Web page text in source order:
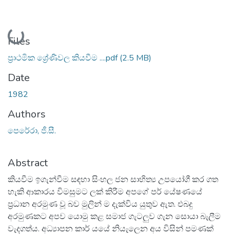
Loading...
Files
ප්‍රාථමික ශ්‍රේණිවල කියවීම ....pdf(2.5 MB)
Date
1982
Authors
පෙරේරා, ජී.සී.
Abstract
කියවීම ඉගැන්වීම සඳහා සිංහල ජන සාහිත්‍ය උපයෝගී කර ගත
හැකි ආකාරය විමසුමට ලක් කිරීම අපගේ පර් යේෂණයේ
ප්‍රධාන අරමුණ වූ බව මුලින් ම දැක්විය යුතුව ඇත. එබදු
අරමුණකට අපව යොමු කළ සමාජ ගැටලුව ගැන සොයා බැලීම
වැදගත්ය. අධ්‍යාපන කාර් යයේ නියැලෙන අය විසින් පමණක්